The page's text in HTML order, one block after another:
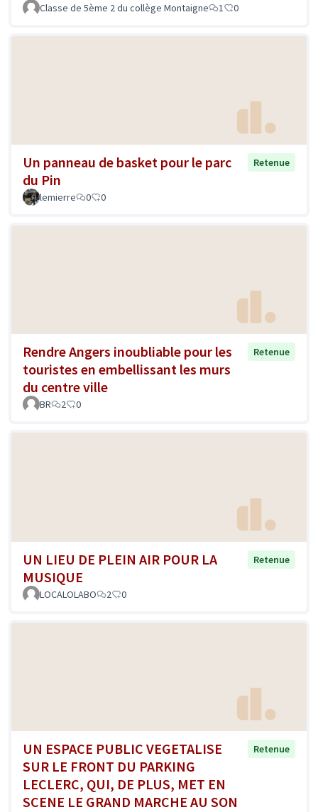
Classe de 5ème 2 du collège Montaigne 1 0
Un panneau de basket pour le parc
du Pin
Retenue
lemierre 0 0
Rendre Angers inoubliable pour les
touristes en embellissant les murs
du centre ville
Retenue
BR 2 0
UN LIEU DE PLEIN AIR POUR LA
MUSIQUE
Retenue
LOCALOLABO 2 0
UN ESPACE PUBLIC VEGETALISE
SUR LE FRONT DU PARKING
LECLERC, QUI, DE PLUS, MET EN
SCENE LE GRAND MARCHE AU SON
Retenue